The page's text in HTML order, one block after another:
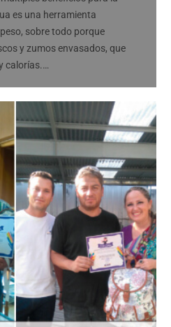
es una herramienta
sobre todo porque
y zumos envasados, que
calorías.…